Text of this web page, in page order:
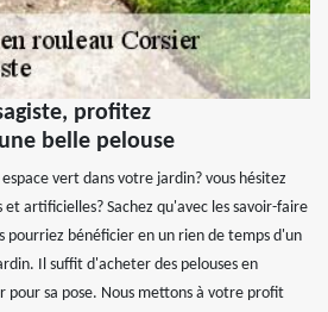
profitez
belle pelouse
vert dans votre jardin? vous hésitez
artificielles? Sachez qu'avec les savoir-faire
pourriez bénéficier en un rien de temps d'un
Il suffit d'acheter des pelouses en
pour sa pose. Nous mettons à votre profit